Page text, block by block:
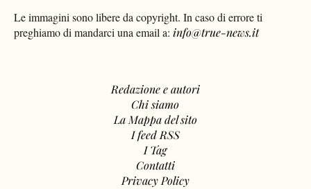
Le immagini sono libere da copyright. In caso di errore ti
preghiamo di mandarci una email a: info@true-news.it
Redazione e autori
Chi siamo
La Mappa del sito
I feed RSS
I Tag
Contatti
Privacy Policy